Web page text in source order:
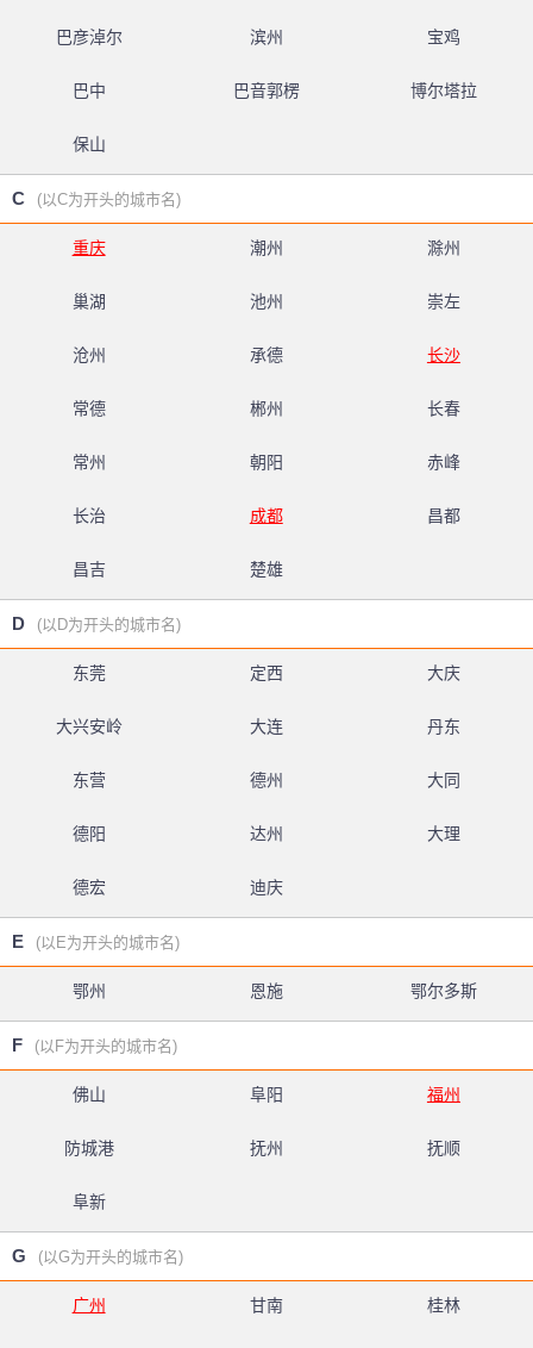
巴彦淖尔 滨州 宝鸡
巴中 巴音郭楞 博尔塔拉
保山
C (以C为开头的城市名)
重庆 潮州 滁州
巢湖 池州 崇左
沧州 承德 长沙
常德 郴州 长春
常州 朝阳 赤峰
长治 成都 昌都
昌吉 楚雄
D (以D为开头的城市名)
东莞 定西 大庆
大兴安岭 大连 丹东
东营 德州 大同
德阳 达州 大理
德宏 迪庆
E (以E为开头的城市名)
鄂州 恩施 鄂尔多斯
F (以F为开头的城市名)
佛山 阜阳 福州
防城港 抚州 抚顺
阜新
G (以G为开头的城市名)
广州 甘南 桂林